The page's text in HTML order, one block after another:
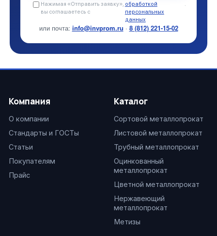
Нажимая «Отправить заявку»,
вы соглашаетесь с
обработкой
персональных
данных
.
или почта: info@invprom.ru · 8 (812) 221-15-02
Компания
О компании
Стандарты и ГОСТы
Статьи
Покупателям
Прайс
Каталог
Сортовой металлопрокат
Листовой металлопрокат
Трубный металлопрокат
Оцинкованный
металлопрокат
Цветной металлопрокат
Нержавеющий
металлопрокат
Метизы